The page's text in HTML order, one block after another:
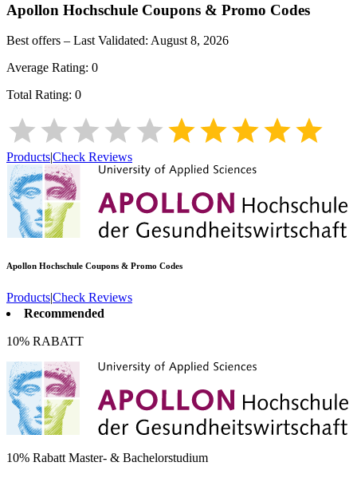
Apollon Hochschule Coupons & Promo Codes
Best offers – Last Validated: August 8, 2026
Average Rating: 0
Total Rating: 0
Products|Check Reviews
Apollon Hochschule Coupons & Promo Codes
Products|Check Reviews
Recommended
10% RABATT
10% Rabatt Master- & Bachelorstudium